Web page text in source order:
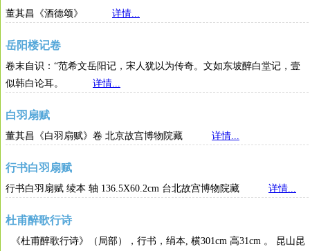
董其昌《酒德颂》 详情...
岳阳楼记卷
卷末自识：“范希文岳阳记，宋人犹以为传奇。文如东坡醉白堂记，壹
似韩白论耳。 详情...
白羽扇赋
董其昌《白羽扇赋》卷 北京故宫博物院藏 详情...
行书白羽扇赋
行书白羽扇赋 绫本 轴 136.5X60.2cm 台北故宫博物院藏 详情...
杜甫醉歌行诗
《杜甫醉歌行诗》（局部），行书，绢本, 横301cm 高31cm 。 昆山昆